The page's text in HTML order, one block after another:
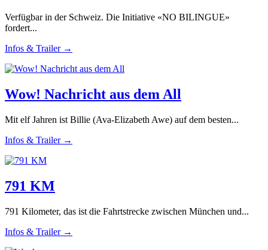
Verfügbar in der Schweiz. Die Initiative «NO BILINGUE»
fordert...
Infos & Trailer →
Wow! Nachricht aus dem All
Mit elf Jahren ist Billie (Ava-Elizabeth Awe) auf dem besten...
Infos & Trailer →
791 KM
791 Kilometer, das ist die Fahrtstrecke zwischen München und...
Infos & Trailer →